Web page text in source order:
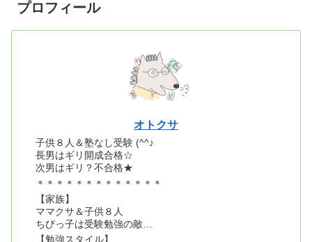
プロフィール
オトクサ
子供８人＆塾なし受験 (^^♪
長男はギリ開成合格☆
次男はギリ？不合格★
＊＊＊＊＊＊＊＊＊＊＊＊＊
【家族】
ママクサ＆子供８人
ちびっ子は受験勉強の敵…
【勉強スタイル】